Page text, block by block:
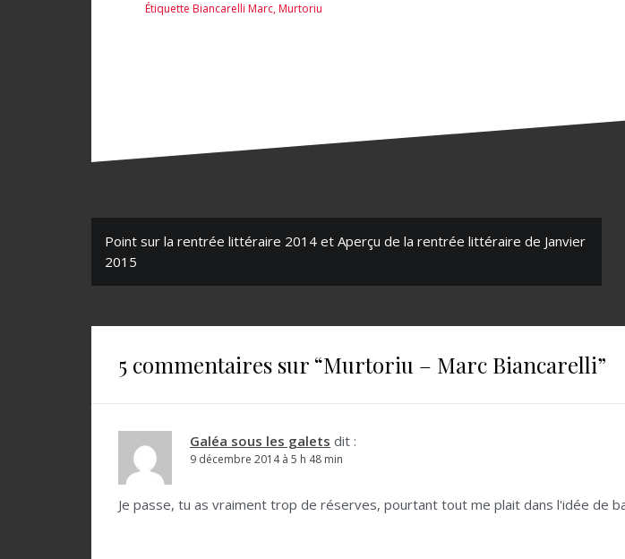
Étiquette Biancarelli Marc,Murtoriu
N
a
i
Point sur la rentrée littéraire 2014 et Aperçu de la rentrée littéraire de Janvier
2015
5 commentaires sur “Murtoriu – Marc Biancarelli”
Galéa sous les galets dit :
9 décembre 2014 à 5 h 48 min
Je passe, tu as vraiment trop de réserves, pourtant tout me plait dans l'idée de